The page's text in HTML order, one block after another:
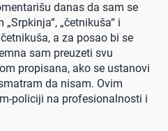
danas da sam se
„četnikuša“ i
a za posao bi se
sam preuzeti svu
propisana, ako se ustanovi
da nisam. Ovim
policiji na profesionalnosti i